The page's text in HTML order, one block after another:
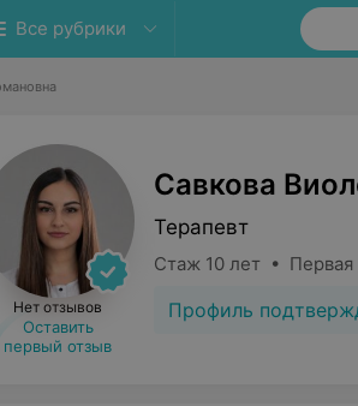
Все рубрики
Нет отзывов
Оставить
первый отзыв
Савкова
Терапевт
Стаж 10 лет • Первая
Профиль